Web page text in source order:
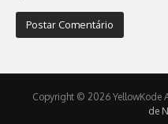
Copyright © 2026 YellowKode
de